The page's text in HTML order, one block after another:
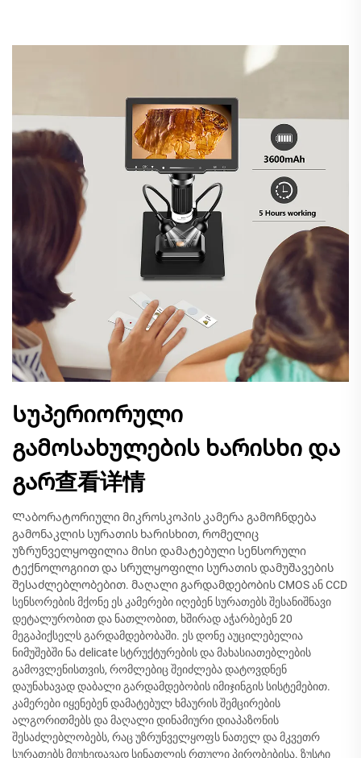
Სუპერიორული
გამოსახულების ხარისხი და
გარ查看详情
Ლაბორატორიული მიკროსკოპის კამერა გამოჩნდება
გამონაკლის სურათის ხარისხით, რომელიც
უზრუნველყოფილია მისი დამატებული სენსორული
ტექნოლოგიით და სრულყოფილი სურათის დამუშავების
შესაძლებლობებით. მაღალი გარდამდებობის CMOS ან CCD
სენსორების მქონე ეს კამერები იღებენ სურათებს შესანიშნავი
დეტალურობით და ნათლობით, ხშირად აჭარბებენ 20
მეგაპიქსელს გარდამდებობაში. ეს დონე აუცილებელია
ნიმუშებში ნა delicate სტრუქტურების და მახასიათებლების
გამოვლენისთვის, რომლებიც შეიძლება დატოვდნენ
დაუნახავად დაბალი გარდამდებობის იმიჯინგის სისტემებით.
კამერები იყენებენ დამატებულ ხმაურის შემცირების
ალგორითმებს და მაღალი დინამიური დიაპაზონის
შესაძლებლობებს, რაც უზრუნველყოფს ნათელ და მკვეთრ
სურათებს მიუხედავად სინათლის რთული პირობებისა. ზუსტი